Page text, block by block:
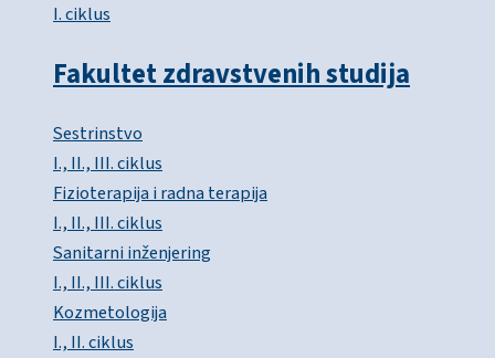
I. ciklus
Fakultet zdravstvenih studija
Sestrinstvo
I., II., III. ciklus
Fizioterapija i radna terapija
I., II., III. ciklus
Sanitarni inženjering
I., II., III. ciklus
Kozmetologija
I., II. ciklus